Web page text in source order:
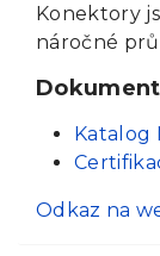
Konektory
náročné
Katalog
Odkaz na